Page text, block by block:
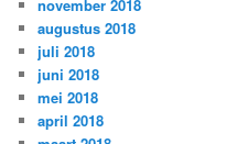
november 2018
augustus 2018
juli 2018
juni 2018
mei 2018
april 2018